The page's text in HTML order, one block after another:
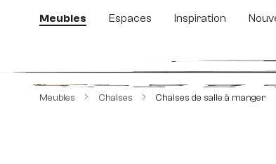
au contenu principal
Passer à la recherche
Passer à la navigation principale
Meubles Espaces Inspiration
Meubles Chaises Chaises de salle à manger